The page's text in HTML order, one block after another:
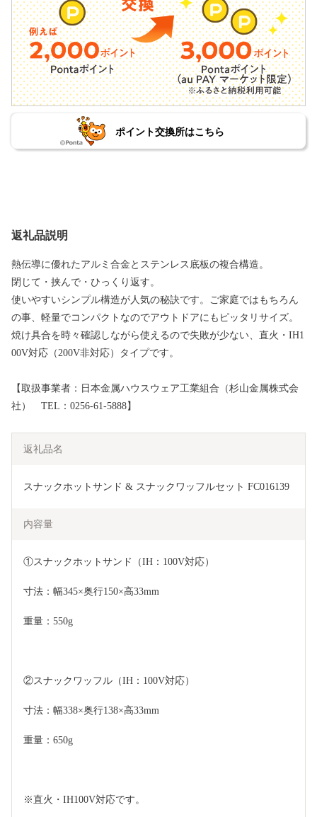
ポイント交換所はこちら
返礼品説明
熱伝導に優れたアルミ合金とステンレス底板の複合構造。
閉じて・挟んで・ひっくり返す。
使いやすいシンプル構造が人気の秘訣です。ご家庭ではもちろん
の事、軽量でコンパクトなのでアウトドアにもピッタリサイズ。
焼け具合を時々確認しながら使えるので失敗が少ない、直火・IH1
00V対応（200V非対応）タイプです。
【取扱事業者：日本金属ハウスウェア工業組合（杉山金属株式会
社） TEL：0256-61-5888】
返礼品名
スナックホットサンド & スナックワッフルセット FC016139
内容量
①スナックホットサンド（IH：100V対応）
寸法：幅345×奥行150×高33mm
重量：550g
②スナックワッフル（IH：100V対応）
寸法：幅338×奥行138×高33mm
重量：650g
※直火・IH100V対応です。